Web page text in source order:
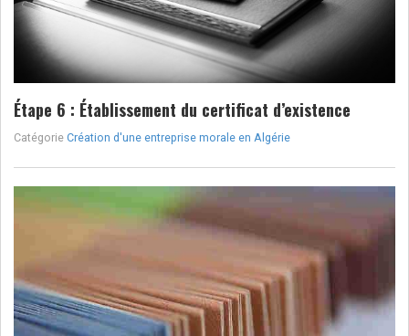
Étape 6 : Établissement du certificat d’existence
Catégorie Création d'une entreprise morale en Algérie